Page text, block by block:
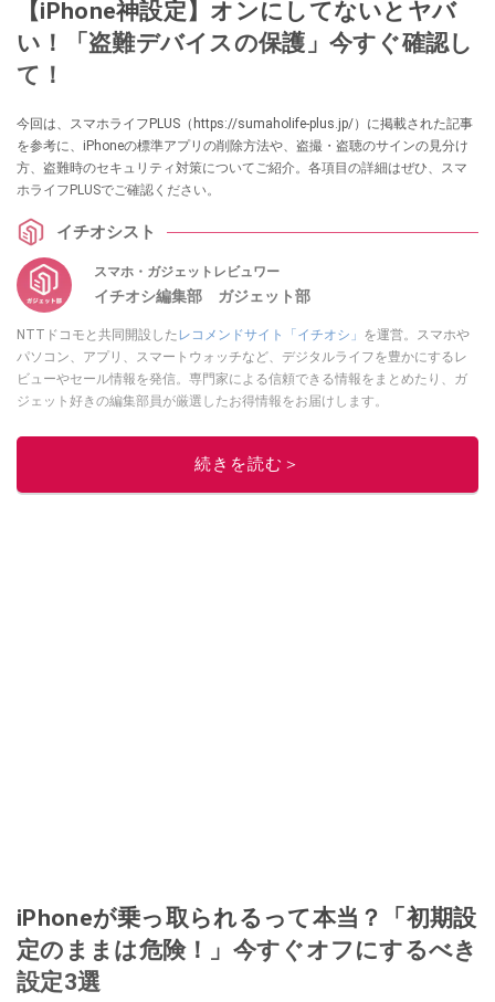
【iPhone神設定】オンにしてないとヤバ
い！「盗難デバイスの保護」今すぐ確認し
て！
今回は、スマホライフPLUS（https://sumaholife-plus.jp/）に掲載された記事
を参考に、iPhoneの標準アプリの削除方法や、盗撮・盗聴のサインの見分け
方、盗難時のセキュリティ対策についてご紹介。各項目の詳細はぜひ、スマ
ホライフPLUSでご確認ください。
イチオシスト
スマホ・ガジェットレビュワー
イチオシ編集部 ガジェット部
NTTドコモと共同開設した レコメンドサイト「イチオシ」 を運営。スマホや
パソコン、アプリ、スマートウォッチなど、デジタルライフを豊かにするレ
ビューやセール情報を発信。専門家による信頼できる情報をまとめたり、ガ
ジェット好きの編集部員が厳選したお得情報をお届けします。
このイチオシストの他の記事を読む
続きを読む＞
iPhoneが乗っ取られるって本当？「初期設
定のままは危険！」今すぐオフにするべき
設定3選